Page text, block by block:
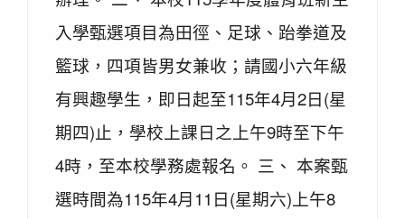
入學甄選項目為田徑、足球、跆拳道及
籃球，四項皆男女兼收；請國小六年級
有興趣學生，即日起至115年4月2日(星
期四)止，學校上課日之上午9時至下午
4時，至本校學務處報名。 三、 本案甄
選時間為115年4月11日(星期六)上午8